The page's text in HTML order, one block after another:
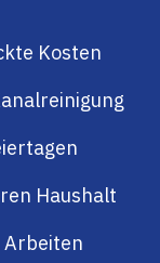
Kosten
Haushalt